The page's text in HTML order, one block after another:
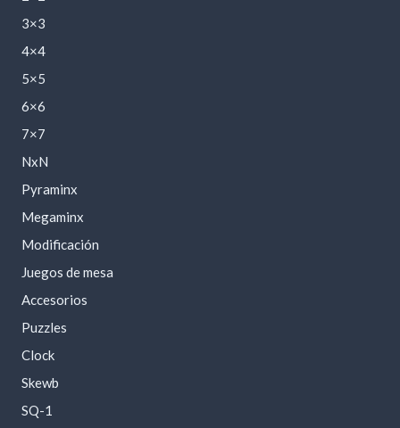
3×3
4×4
5×5
6×6
7×7
NxN
Pyraminx
Megaminx
Modificación
Juegos de mesa
Accesorios
Puzzles
Clock
Skewb
SQ-1